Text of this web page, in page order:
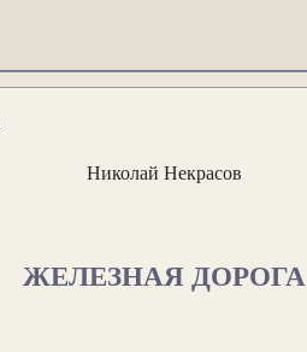
Николай Некрасов
ЖЕЛЕЗНАЯ ДОРОГА